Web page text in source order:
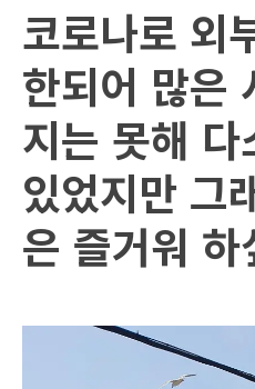
코로나로 외
한되어 많은
지는 못해 다
있었지만 그
은 즐거워 하